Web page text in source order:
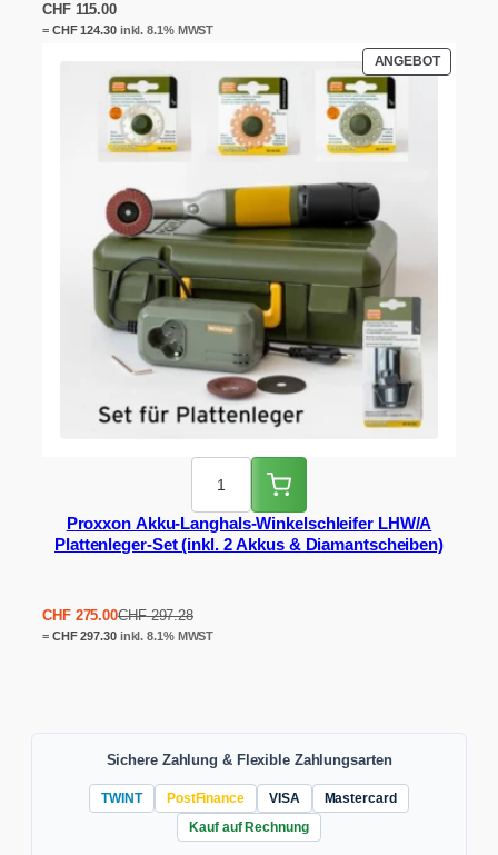
CHF115.00
= CHF124.30inkl. 8.1% MWST
ANGEBOT
IM
Proxxon Akku-Langhals-Winkelschleifer LHW/A
Plattenleger-Set (inkl. 2 Akkus & Diamantscheiben)
CHF297.28
Ursprünglicher
Preis
CHF275.00
Aktueller
Preis
= CHF297.30inkl. 8.1% MWST
Sichere Zahlung & Flexible Zahlungsarten
TWINT PostFinance VISA
Mastercard
Kauf auf Rechnung